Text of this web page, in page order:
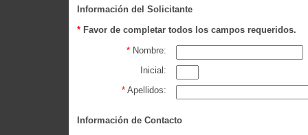
Información del Solicitante
* Favor de completar todos los campos requeridos.
* Nombre:
Inicial:
* Apellidos:
Información de Contacto